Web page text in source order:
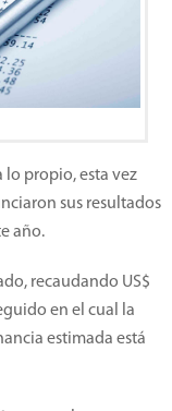
lo propio, esta vez
sus resultados
año.
recaudando US$
en el cual la
estimada está